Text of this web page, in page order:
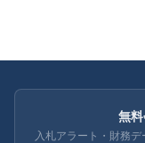
無
入札アラート・財務